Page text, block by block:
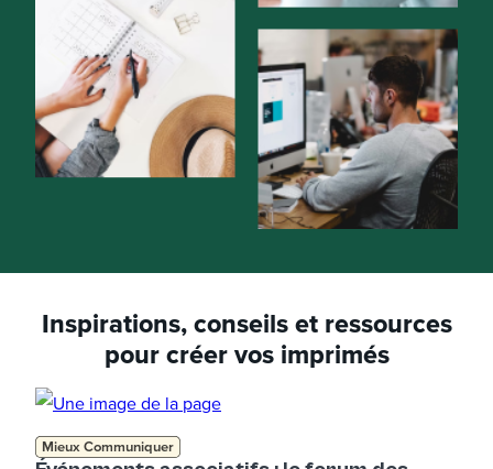
Inspirations, conseils et ressources
pour créer vos imprimés
Mieux Communiquer